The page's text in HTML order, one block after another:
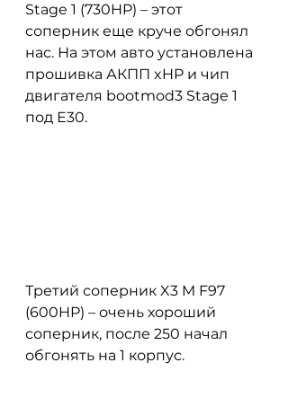
Stage 1 (730HP) – этот
соперник еще круче обгонял
нас. На этом авто установлена
прошивка АКПП xHP и чип
двигателя bootmod3 Stage 1
под Е30.
Третий соперник X3 M F97
(600HP) – очень хороший
соперник, после 250 начал
обгонять на 1 корпус.